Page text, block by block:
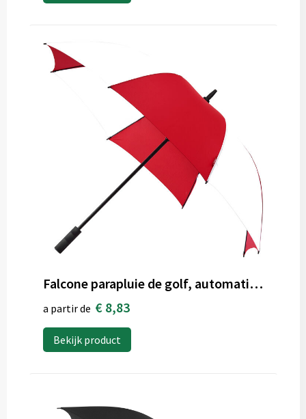
Falcone parapluie de golf, automatique, rés. au vent
a partir de € 8,83
Bekijk product